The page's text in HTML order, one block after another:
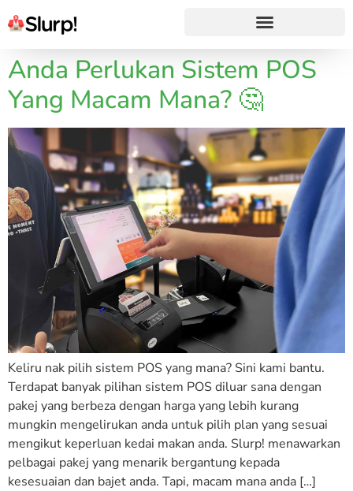
Anda Perlukan Sistem POS
Yang Macam Mana? 🤔
Keliru nak pilih sistem POS yang mana? Sini kami bantu.
Terdapat banyak pilihan sistem POS diluar sana dengan
pakej yang berbeza dengan harga yang lebih kurang
mungkin mengelirukan anda untuk pilih plan yang sesuai
mengikut keperluan kedai makan anda. Slurp! menawarkan
pelbagai pakej yang menarik bergantung kepada
kesesuaian dan bajet anda. Tapi, macam mana anda […]